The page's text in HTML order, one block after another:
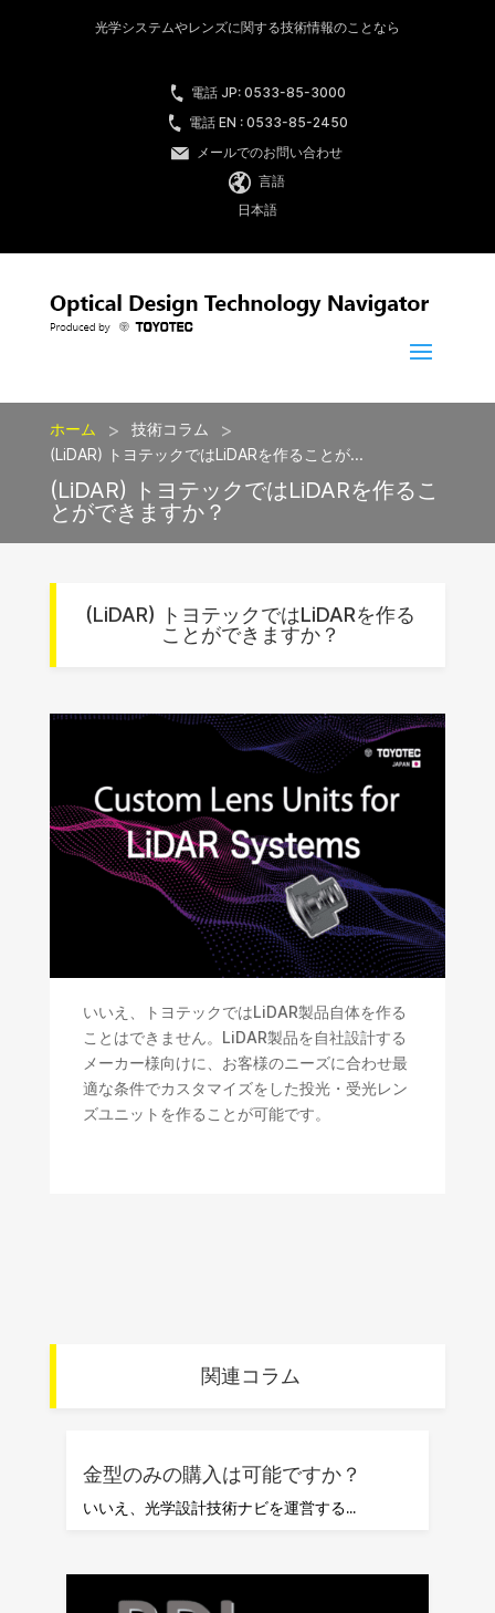
光学システムやレンズに関する技術情報のことなら
電話 JP: 0533-85-3000
電話 EN : 0533-85-2450
メールでのお問い合わせ
言語
日本語
ホーム > 技術コラム >
(LiDAR) トヨテックではLiDARを作ることが...
(LiDAR) トヨテックではLiDARを作るこ
とができますか？
(LiDAR) トヨテックではLiDARを作る
ことができますか？
いいえ、トヨテックではLiDAR製品自体を作る
ことはできません。LiDAR製品を自社設計する
メーカー様向けに、お客様のニーズに合わせ最
適な条件でカスタマイズをした投光・受光レン
ズユニットを作ることが可能です。
関連コラム
金型のみの購入は可能ですか？
いいえ、光学設計技術ナビを運営する...